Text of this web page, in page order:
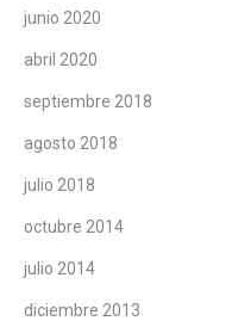
junio 2020
abril 2020
septiembre 2018
agosto 2018
julio 2018
octubre 2014
julio 2014
diciembre 2013